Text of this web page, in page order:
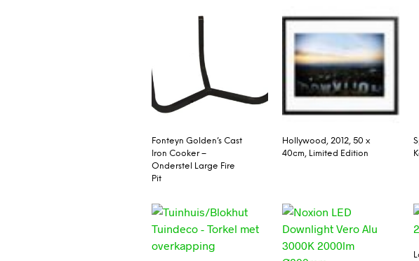
Fonteyn Golden’s Cast
Iron Cooker –
Onderstel Large Fire
Pit
Hollywood, 2012, 50 x
40cm, Limited Edition